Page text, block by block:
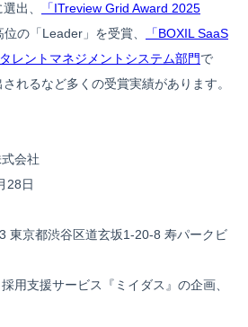
選出、
「ITreview Grid Award 2025
の「Leader」を受賞、
「BOXIL SaaS
レントマネジメントシステム部門で
れるなど多くの受賞実績があります。
会社
日
京都渋谷区道玄坂1-20-8 寿パークビ
用支援サービス『ミイダス』の企画、